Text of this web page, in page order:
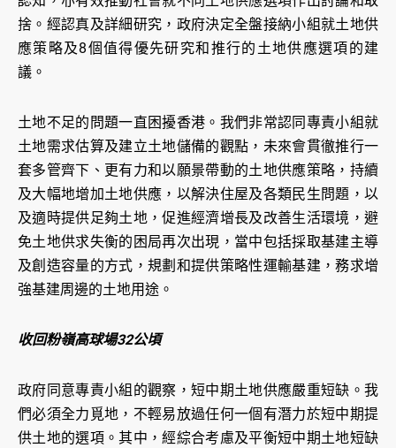
捨。經認真及詳細研究，政府決定全盤接納小組就土地供
應策略及8個值得優先研究和推行的土地供應選項的建
議。
土地不足的問題一直困擾香港。我們非常認同專責小組就
土地需求估算及建立土地儲備的觀點，未來會貫徹推行一
套多管齊下、更有力和以願景帶動的土地供應策略，持續
及大幅地增加土地供應，以解決住屋及各類民生問題，以
及適時提供足夠土地，促進經濟增長及改善生活環境，避
免土地供求失衡的困局再次出現，當中包括採取基建主導
及創造容量的方式，規劃和提供策略性運輸基建，務求增
強基建周邊的土地用途。
收回粉嶺高球場32公頃
政府同意專責小組的觀察，短中期土地供應嚴重短缺。我
們必須全力覓地，不輕易放過任何一個有潛力於短中期提
供土地的選項。其中，經綜合考慮及平衡短中期土地短缺